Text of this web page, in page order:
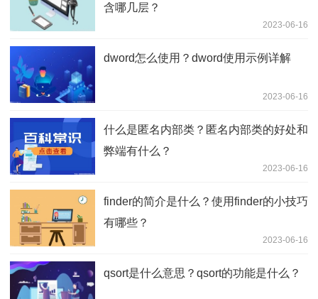
含哪几层？
2023-06-16
dword怎么使用？dword使用示例详解
2023-06-16
什么是匿名内部类？匿名内部类的好处和
弊端有什么？
2023-06-16
finder的简介是什么？使用finder的小技巧
有哪些？
2023-06-16
qsort是什么意思？qsort的功能是什么？